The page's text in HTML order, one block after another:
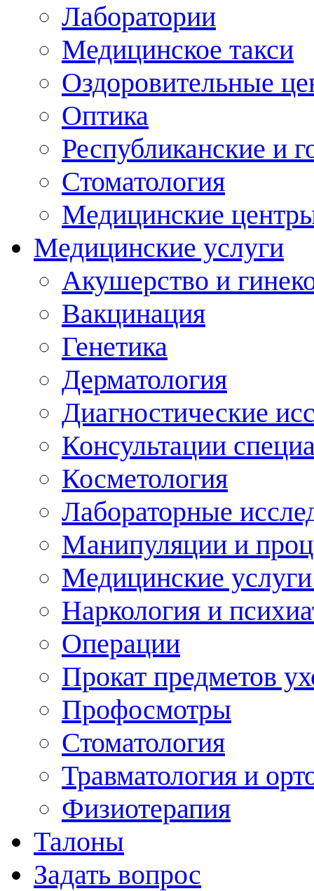
Лаборатории
Медицинское такси
Оздоровительные
Оптика
Республиканские и
Стоматология
Медицинские
Медицинские услуги
Акушерство и
Вакцинация
Генетика
Дерматология
Диагностические
Консультации
Косметология
Лабораторные
Манипуляции и
Медицинские
Наркология и
Операции
Прокат предметов
Профосмотры
Стоматология
Травматология и
Физиотерапия
Талоны
Задать вопрос